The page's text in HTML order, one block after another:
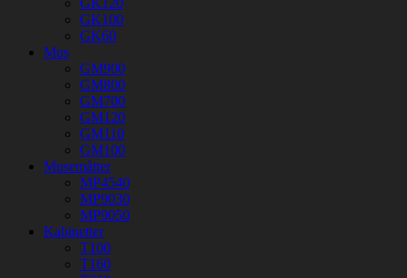
GK120
GK100
GK60
Mus
GM900
GM800
GM700
GM120
GM110
GM100
Musemåtter
MP4540
MP9030
MP9050
Kabinetter
T100
T160